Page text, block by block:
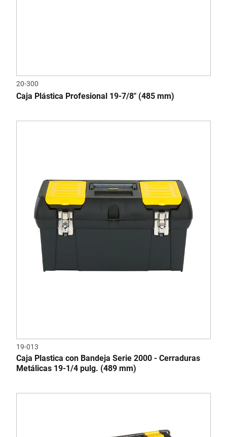
20-300
Caja Plástica Profesional 19-7/8" (485 mm)
19-013
Caja Plastica con Bandeja Serie 2000 - Cerraduras
Metálicas 19-1/4 pulg. (489 mm)